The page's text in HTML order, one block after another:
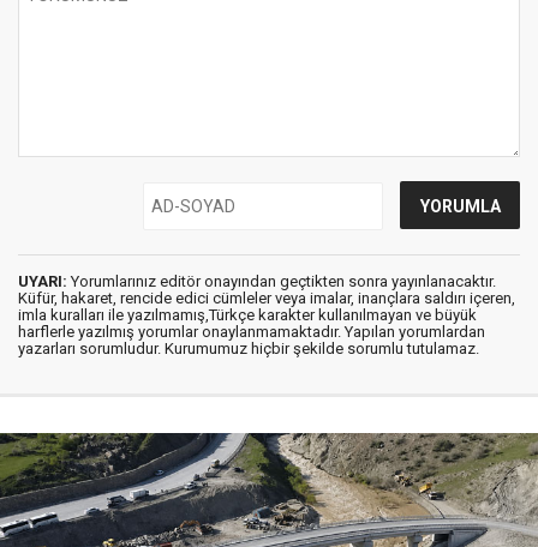
UYARI: Yorumlarınız editör onayından geçtikten sonra yayınlanacaktır.
Küfür, hakaret, rencide edici cümleler veya imalar, inançlara saldırı içeren,
imla kuralları ile yazılmamış,Türkçe karakter kullanılmayan ve büyük
harflerle yazılmış yorumlar onaylanmamaktadır. Yapılan yorumlardan
yazarları sorumludur. Kurumumuz hiçbir şekilde sorumlu tutulamaz.